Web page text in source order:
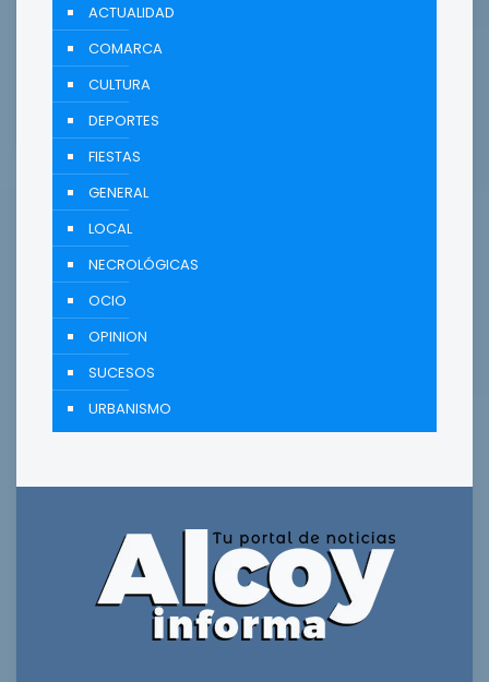
ACTUALIDAD
COMARCA
CULTURA
DEPORTES
FIESTAS
GENERAL
LOCAL
NECROLÓGICAS
OCIO
OPINION
SUCESOS
URBANISMO